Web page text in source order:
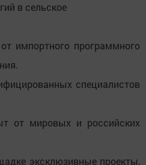
в сельское
импортного программного
специалистов
от мировых и российских
эксклюзивные проекты,